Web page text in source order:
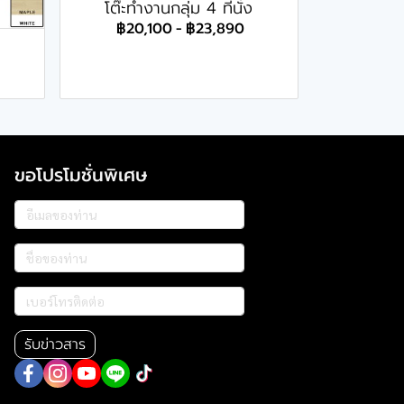
โต๊ะทำงานกลุ่ม 4 ที่นั่ง
฿20,100- ฿23,890
ขอโปรโมชั่นพิเศษ
รับข่าวสาร